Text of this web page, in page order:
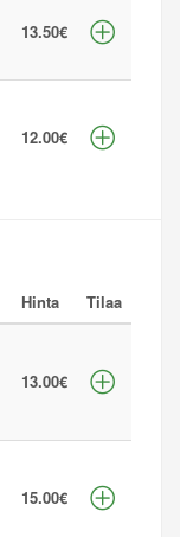
13.50€
12.00€
Hinta Tilaa
13.00€
15.00€